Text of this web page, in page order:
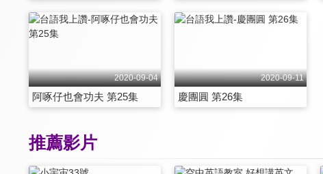
2020-09-04
阿啄仔也會功夫 第25集
2020-09-11
慶團圓 第26集
推薦影片